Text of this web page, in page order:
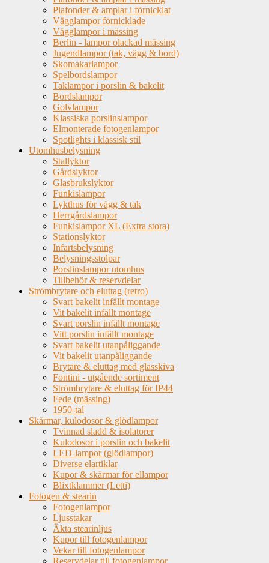
Plafonder & amplar i förnicklat
Vägglampor förnicklade
Vägglampor i mässing
Berlin - lampor olackad mässing
Jugendlampor (tak, vägg & bord)
Skomakarlampor
Spelbordslampor
Taklampor i porslin & bakelit
Bordslampor
Golvlampor
Klassiska porslinslampor
Elmonterade fotogenlampor
Spotlights i klassisk stil
Utomhusbelysning
Stallyktor
Gårdslyktor
Glasbrukslyktor
Funkislampor
Lykthus för vägg & tak
Herrgårdslampor
Funkislampor XL (Extra stora)
Stationslyktor
Infartsbelysning
Belysningsstolpar
Porslinslampor utomhus
Tillbehör & reservdelar
Strömbrytare och eluttag (retro)
Svart bakelit infällt montage
Vit bakelit infällt montage
Svart porslin infällt montage
Vitt porslin infällt montage
Svart bakelit utanpåliggande
Vit bakelit utanpåliggande
Brytare & eluttag med glasskiva
Fontini - utgående sortiment
Strömbrytare & eluttag för IP44
Fede (mässing)
1950-tal
Skärmar, kulodosor & glödlampor
Tvinnad sladd & isolatorer
Kulodosor i porslin och bakelit
LED-lampor (glödlampor)
Diverse elartiklar
Kupor & skärmar för ellampor
Blixtklammer (Letti)
Fotogen & stearin
Fotogenlampor
Ljusstakar
Äkta stearinljus
Kupor till fotogenlampor
Vekar till fotogenlampor
Reservdelar till fotogenlampor